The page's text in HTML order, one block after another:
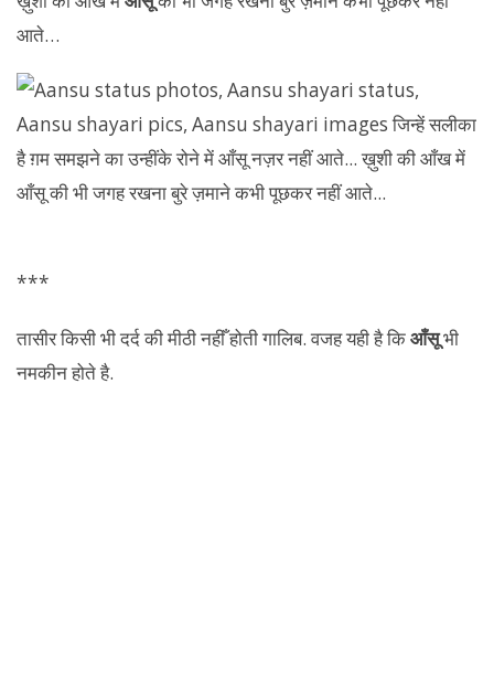
आते…
***
तासीर किसी भी दर्द की मीठी नहीँ होती गालिब. वजह यही है किआँसूभी
नमकीन होते है.